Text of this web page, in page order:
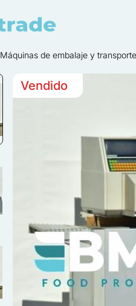
Máquinas de embalaje y transporte
Vendido